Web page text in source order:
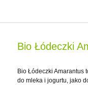
Bio Łódeczki
Bio Łódeczki Amarantus
do mleka i jogurtu, jako